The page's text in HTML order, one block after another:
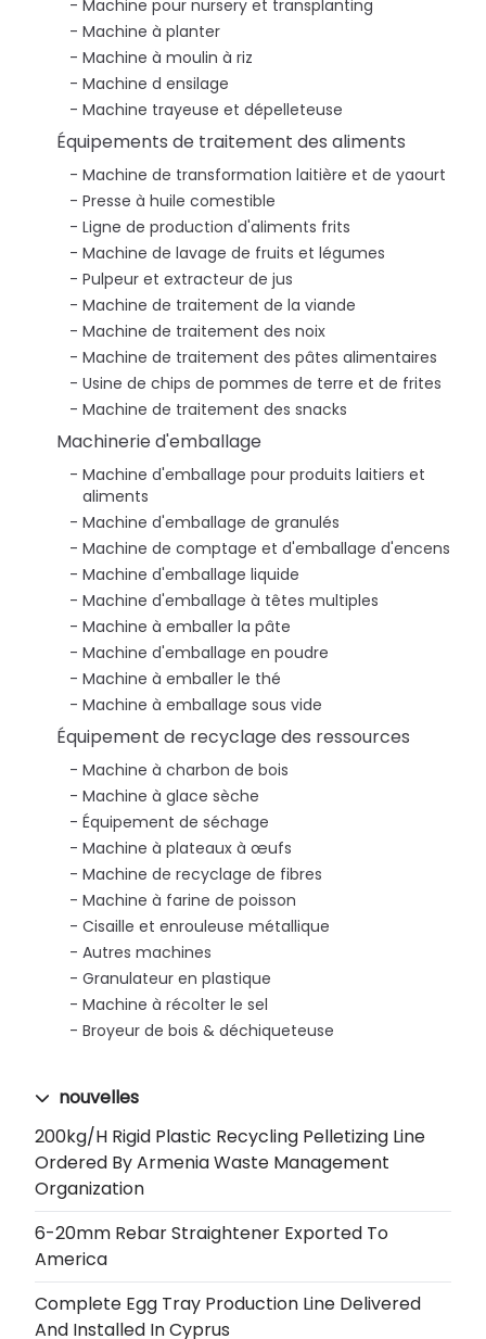
Machine pour nursery et transplanting
Machine à planter
Machine à moulin à riz
Machine d ensilage
Machine trayeuse et dépelleteuse
Équipements de traitement des aliments
Machine de transformation laitière et de yaourt
Presse à huile comestible
Ligne de production d'aliments frits
Machine de lavage de fruits et légumes
Pulpeur et extracteur de jus
Machine de traitement de la viande
Machine de traitement des noix
Machine de traitement des pâtes alimentaires
Usine de chips de pommes de terre et de frites
Machine de traitement des snacks
Machinerie d'emballage
Machine d'emballage pour produits laitiers et
aliments
Machine d'emballage de granulés
Machine de comptage et d'emballage d'encens
Machine d'emballage liquide
Machine d'emballage à têtes multiples
Machine à emballer la pâte
Machine d'emballage en poudre
Machine à emballer le thé
Machine à emballage sous vide
Équipement de recyclage des ressources
Machine à charbon de bois
Machine à glace sèche
Équipement de séchage
Machine à plateaux à œufs
Machine de recyclage de fibres
Machine à farine de poisson
Cisaille et enrouleuse métallique
Autres machines
Granulateur en plastique
Machine à récolter le sel
Broyeur de bois & déchiqueteuse
nouvelles
200kg/h Rigid Plastic Recycling Pelletizing Line
Ordered By Armenia Waste Management
Organization
6-20mm Rebar Straightener Exported To
America
Complete Egg Tray Production Line Delivered
And Installed In Cyprus